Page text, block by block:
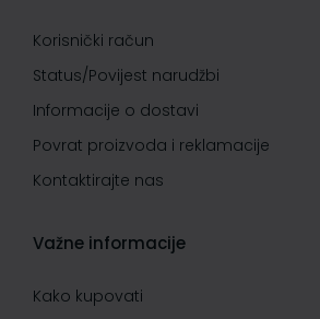
Korisnički račun
Status/Povijest narudžbi
Informacije o dostavi
Povrat proizvoda i reklamacije
Kontaktirajte nas
Važne informacije
Kako kupovati